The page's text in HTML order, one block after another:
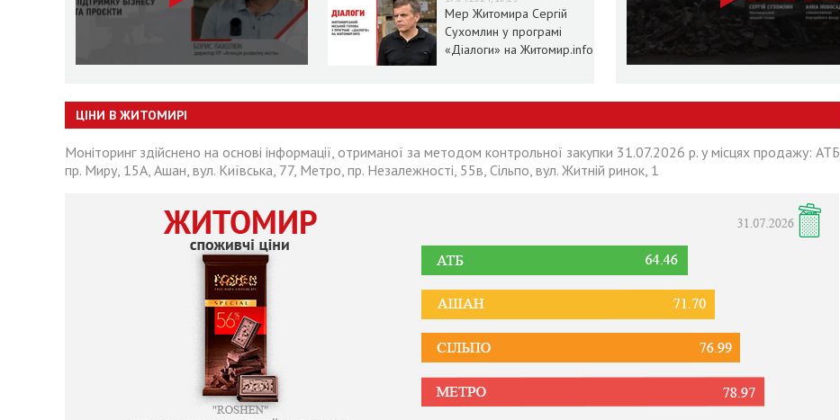
Мер Житомира Сергій
Сухомлин у програмі
«Діалоги» на Житомир.info
ЦІНИ В ЖИТОМИРІ
Моніторинг здійснено на основі інформації, отриманої за методом контрольної закупки 31.07.2026 р. у місцях продажу: АТБ,
пр. Миру, 15А, Ашан, вул. Київська, 77, Метро, пр. Незалежності, 55в, Сільпо, вул. Житній ринок, 1